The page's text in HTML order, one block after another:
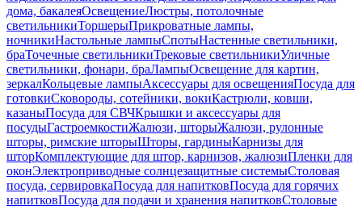
дома, бакалеяОсвещениеЛюстры, потолочные
светильникиТоршерыПрикроватные лампы,
ночникиНастольные лампыСпотыНастенные светильники,
браТочечные светильникиТрековые светильникиУличные
светильники, фонари, браЛампыОсвещение для картин,
зеркалКольцевые лампыАксессуары для освещенияПосуда для
готовкиСковороды, сотейники, вокиКастрюли, ковши,
казаныПосуда для СВЧКрышки и аксессуары для
посудыГастроемкостиЖалюзи, шторыЖалюзи, рулонные
шторы, римские шторыШторы, гардиныКарнизы для
шторКомплектующие для штор, карнизов, жалюзиПленки для
оконЭлектроприводные солнцезащитные системыСтоловая
посуда, сервировкаПосуда для напитковПосуда для горячих
напитковПосуда для подачи и хранения напитковСтоловые